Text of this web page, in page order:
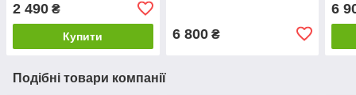
2 490 ₴
Купити 6 800₴
6
Подібні товари компанії